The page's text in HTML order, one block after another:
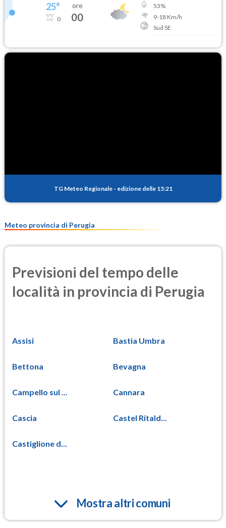
25°
0
ore
00
53%
9-18Km/h
Sud SE
TG Meteo Regionale - edizione delle 15:21
Meteo provincia di Perugia
Previsioni del tempo delle
località in provincia di Perugia
Assisi Bastia Umbra
Bettona Bevagna
Campello sul ... Cannara
Cascia Castel Ritald...
Castiglione d...
Mostra altri comuni